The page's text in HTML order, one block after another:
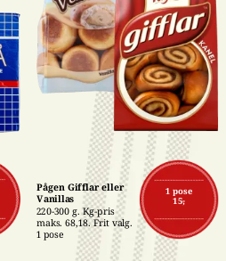
1 pose
15,-
Pågen Gifflar eller
Vanillas
220-300 g. Kg-pris
maks. 68,18. Frit valg.
1 pose